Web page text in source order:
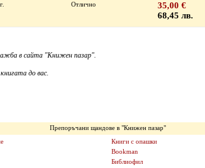
Отлично
35,00 €
68,45 лв.
в сайта "Книжен пазар".
до вас.
Препоръчани щандове в "Книжен пазар"
Книги с опашки
Bookman
Библиофил